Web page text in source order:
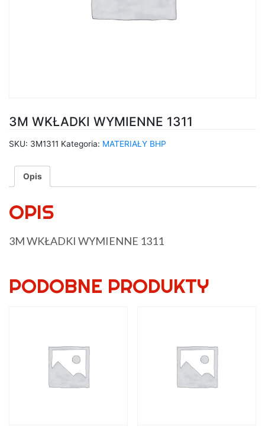
3M WKŁADKI WYMIENNE 1311
SKU: 3M1311 Kategoria: MATERIAŁY BHP
Opis
OPIS
3M WKŁADKI WYMIENNE 1311
PODOBNE PRODUKTY